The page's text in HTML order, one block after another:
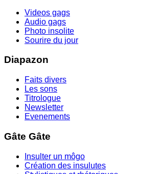
Videos gags
Audio gags
Photo insolite
Sourire du jour
Diapazon
Faits divers
Les sons
Titrologue
Newsletter
Evenements
Gâte Gâte
Insulter un môgo
Création des insulutes